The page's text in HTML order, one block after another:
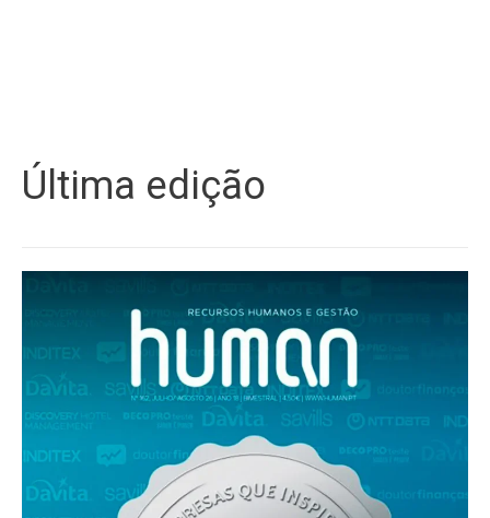
Última edição